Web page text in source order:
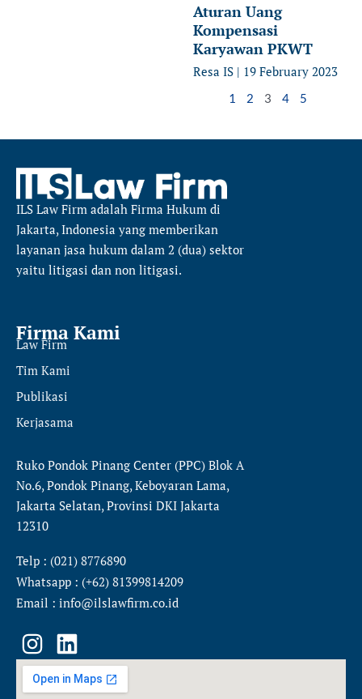
Aturan Uang
Kompensasi
Karyawan PKWT
Resa IS 19 February 2023
1 2 3 4 5
ILS Law Firm adalah Firma Hukum di
Jakarta, Indonesia yang memberikan
layanan jasa hukum dalam 2 (dua) sektor
yaitu litigasi dan non litigasi.
Firma Kami
Law Firm
Tim Kami
Publikasi
Kerjasama
Ruko Pondok Pinang Center (PPC) Blok A
No.6, Pondok Pinang, Keboyaran Lama,
Jakarta Selatan, Provinsi DKI Jakarta
12310
Telp : (021) 8776890
Whatsapp : (+62) 81399814209
Email : info@ilslawfirm.co.id
I
n
s
L
i
n